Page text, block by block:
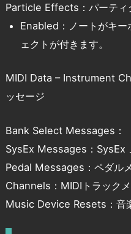
Particle Effects：パーティ
Enabled：ノートがキー
ェクトが付きます。
MIDI Data – Instrument
ッセージ
Bank Select Messages：
SysEx Messages：SysEx
Pedal Messages：ペダル
Channels：MIDIトラック
Music Device Resets：音